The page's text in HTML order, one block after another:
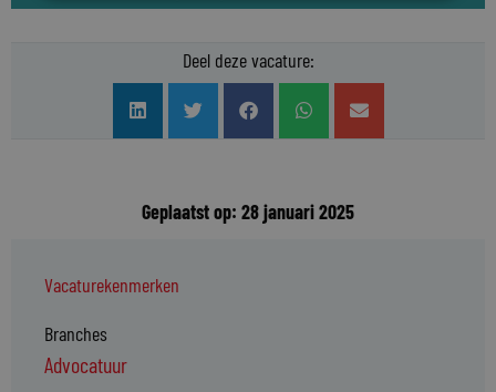
Deel deze vacature:
Geplaatst op: 28 januari 2025
Vacaturekenmerken
Branches
Advocatuur